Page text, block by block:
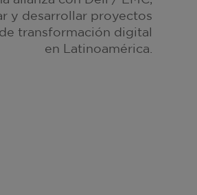
y desarrollar proyectos
de transformación digital
en Latinoamérica